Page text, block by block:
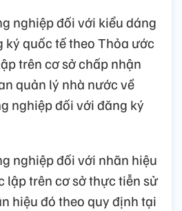
nghiệp đối với kiểu dáng
ký quốc tế theo Thỏa ước
trên cơ sở chấp nhận
quản lý nhà nước về
nghiệp đối với đăng ký
nghiệp đối với nhãn hiệu
lập trên cơ sở thực tiễn sử
hiệu đó theo quy định tại